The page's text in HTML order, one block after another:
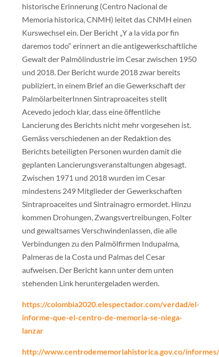
historische Erinnerung (Centro Nacional de
Memoria historica, CNMH) leitet das CNMH einen
Kurswechsel ein. Der Bericht „Y a la vida por fin
daremos todo“ erinnert an die antigewerkschaftliche
Gewalt der Palmölindustrie im Cesar zwischen 1950
und 2018. Der Bericht wurde 2018 zwar bereits
publiziert, in einem Brief an die Gewerkschaft der
PalmölarbeiterInnen Sintraproaceites stellt
Acevedo jedoch klar, dass eine öffentliche
Lancierung des Berichts nicht mehr vorgesehen ist.
Gemäss verschiedenen an der Redaktion des
Berichts beteiligten Personen wurden damit die
geplanten Lancierungsveranstaltungen abgesagt.
Zwischen 1971 und 2018 wurden im Cesar
mindestens 249 Mitglieder der Gewerkschaften
Sintraproaceites und Sintrainagro ermordet. Hinzu
kommen Drohungen, Zwangsvertreibungen, Folter
und gewaltsames Verschwindenlassen, die alle
Verbindungen zu den Palmölfirmen Indupalma,
Palmeras de la Costa und Palmas del Cesar
aufweisen. Der Bericht kann unter dem unten
stehenden Link heruntergeladen werden.
https://colombia2020.elespectador.com/verdad/el-
informe-que-el-centro-de-memoria-se-niega-
lanzar
http://www.centrodememoriahistorica.gov.co/